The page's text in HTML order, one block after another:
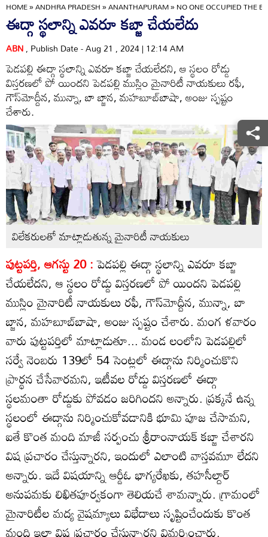
HOME»ANDHRA PRADESH»ANANTHAPURAM»NO ONE OCCUPIED THE
ఈద్గా స్థలాన్ని ఎవరూ కబ్జా చేయలేదు
ABN, Publish Date - Aug 21 , 2024 | 12:14 AM
పెడపల్లి ఈద్గా స్థలాన్ని ఎవరూ కబ్జా చేయలేదని, ఆ స్థలం రోడ్డు
విస్తరణలో పో యిందని పెడపల్లి ముస్లిం మైనారిటీ నాయకులు రఫీ,
గౌస్‌మోద్దీన, మున్నా, బా బ్జాన, మహబూబ్‌బాషా, అంజు స్పష్టం
చేశారు.
విలేకరులతో మాట్లాడుతున్న మైనారిటీ నాయకులు
పుట్టపర్తి, ఆగస్టు 20 :పెడపల్లి ఈద్గా స్థలాన్ని ఎవరూ కబ్జా
చేయలేదని, ఆ స్థలం రోడ్డు విస్తరణలో పో యిందని పెడపల్లి
ముస్లిం మైనారిటీ నాయకులు రఫీ, గౌస్‌మోద్దీన, మున్నా, బా
బ్జాన, మహబూబ్‌బాషా, అంజు స్పష్టం చేశారు. మంగ ళవారం
వారు పుట్టపర్తిలో మాట్లాడుతూ... మండ లంలోని పెడపల్లిలో
సర్వే నెంబరు 139లో 54 సెంట్లలో ఈద్గాను నిర్మించుకొని
ప్రార్థన చేసేవారమని, ఇటీవల రోడ్డు విస్తరణలో ఈద్గా
స్థలమంతా రోడ్డుకు పోవడం జరిగిందని అన్నారు. ప్రక్కనే ఉన్న
స్థలంలో ఈద్గాను నిర్మించుకోవడానికి భూమి పూజ చేసామని,
ఐతే కొంత మంది మాజీ సర్పంచు శ్రీరాంనాయక్‌ కబ్జా చేశారని
విష ప్రచారం చేస్తున్నారని, ఇందులో ఎలాంటి వాస్తవమూ లేదని
అన్నారు. ఇదే విషయాన్ని ఆర్డీఓ భాగ్యరేఖకు, తహసీల్దార్‌
అనుపమకు లిఖితపూర్వకంగా తెలియచే శామన్నారు. గ్రామంలో
మైనారిటీల మద్య వైషమ్యాలు విభేదాలు సృష్టించేందుకు కొంత
మంది ఇలా విష ప్రచారం చేస్తున్నారని విమర్శించారు.